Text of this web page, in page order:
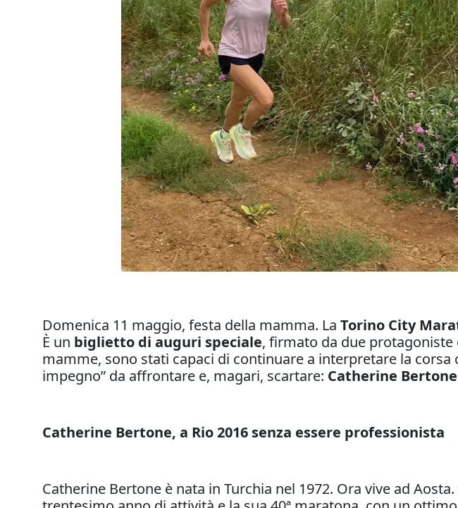
Domenica 11 maggio, festa della mamma. La Torino City
È un biglietto di auguri speciale, firmato da due
mamme, sono stati capaci di continuare a interpretare la
impegno” da affrontare e, magari, scartare: Catherine Bertone
Catherine Bertone, a Rio 2016 senza essere professionista
Catherine Bertone è nata in Turchia nel 1972. Ora vive ad